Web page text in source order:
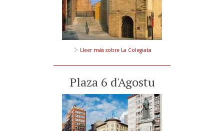
Lleer más sobre La Colegiata
Plaza 6 d'Agostu